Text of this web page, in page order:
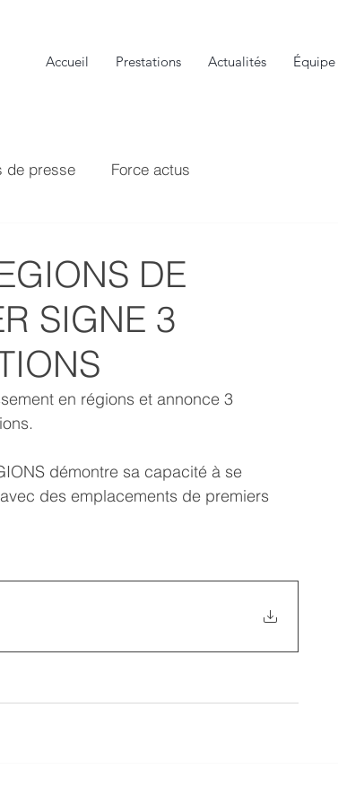
Accueil Prestations Actualités Équipe
de presse Force actus
DE
SIGNE 3
en régions et annonce 3
démontre sa capacité à se
des emplacements de premiers